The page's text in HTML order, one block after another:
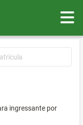
ingressante por